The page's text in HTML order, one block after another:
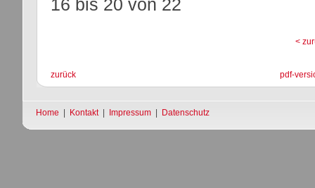
16 bis 20 von 22
<
zurück pdf-
Home | Kontakt| Impressum | Datenschutz